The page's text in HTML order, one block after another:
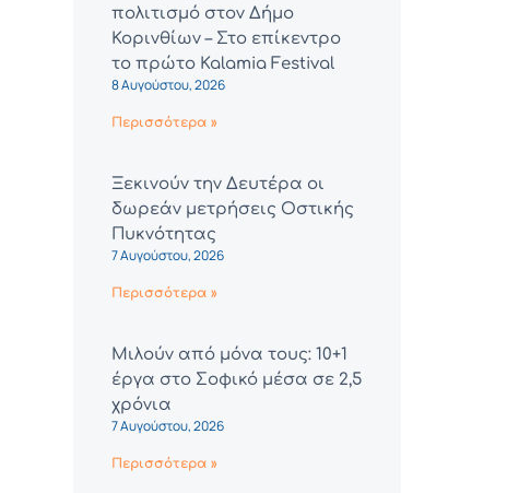
πολιτισμό στον Δήμο
Κορινθίων – Στο επίκεντρο
το πρώτο Kalamia Festival
8 Αυγούστου, 2026
Περισσότερα »
Ξεκινούν την Δευτέρα οι
δωρεάν μετρήσεις Οστικής
Πυκνότητας
7 Αυγούστου, 2026
Περισσότερα »
Μιλούν από μόνα τους: 10+1
έργα στο Σοφικό μέσα σε 2,5
χρόνια
7 Αυγούστου, 2026
Περισσότερα »